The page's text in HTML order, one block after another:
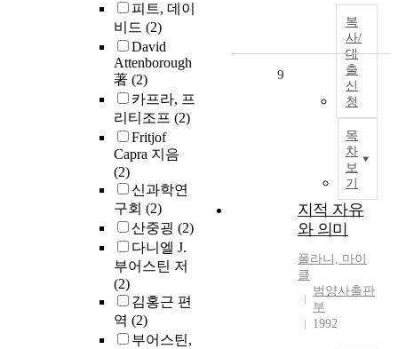
피트, 데이
비드 (2)
David
Attenborough
著 (2)
카프라, 프
리티조프 (2)
Fritjof
Capra 지음
(2)
신과학연
구회 (2)
산중굉 (2)
다니엘 J.
부어스틴 저
(2)
김홍근 편
역 (2)
부어스틴,
복
사/
대
출
신
청
목
차
보
기
9
지적 자유
와 의미
폴라니, 마이
클
범양사출판
부
1992